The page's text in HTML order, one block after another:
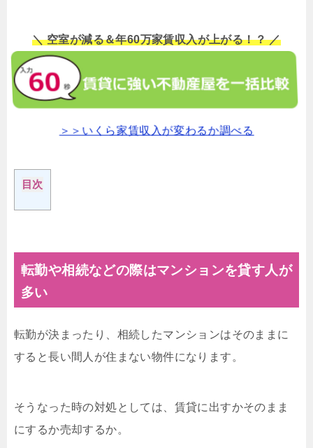
＼ 空室が減る＆年60万家賃収入が上がる！？ ／
＞＞いくら家賃収入が変わるか調べる
目次
転勤や相続などの際はマンションを貸す人が
多い
転勤が決まったり、相続したマンションはそのままに
すると長い間人が住まない物件になります。
そうなった時の対処としては、賃貸に出すかそのまま
にするか売却するか。